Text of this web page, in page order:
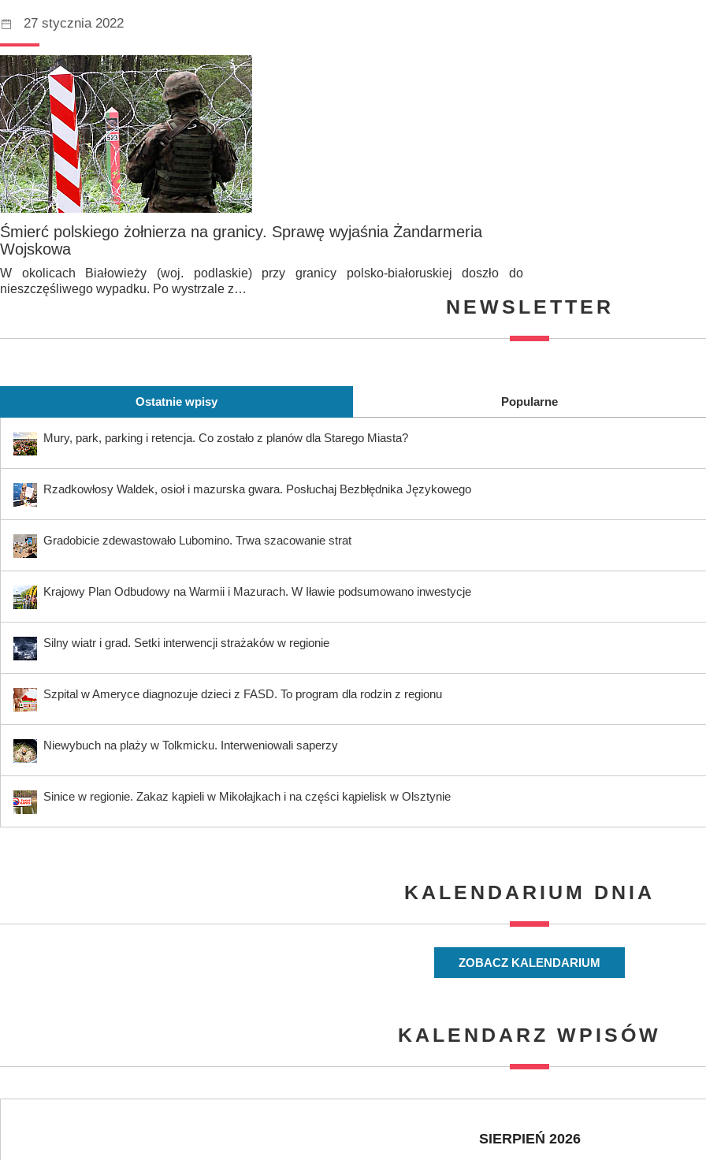
27 stycznia 2022
Śmierć polskiego żołnierza na granicy. Sprawę wyjaśnia Żandarmeria
Wojskowa
W okolicach Białowieży (woj. podlaskie) przy granicy polsko-białoruskiej doszło do
nieszczęśliwego wypadku. Po wystrzale z…
NEWSLETTER
Ostatnie wpisy Popularne
Mury, park, parking i retencja. Co zostało z planów dla Starego Miasta?
Rzadkowłosy Waldek, osioł i mazurska gwara. Posłuchaj Bezbłędnika Językowego
Gradobicie zdewastowało Lubomino. Trwa szacowanie strat
Krajowy Plan Odbudowy na Warmii i Mazurach. W Iławie podsumowano inwestycje
Silny wiatr i grad. Setki interwencji strażaków w regionie
Szpital w Ameryce diagnozuje dzieci z FASD. To program dla rodzin z regionu
Niewybuch na plaży w Tolkmicku. Interweniowali saperzy
Sinice w regionie. Zakaz kąpieli w Mikołajkach i na części kąpielisk w Olsztynie
KALENDARIUM DNIA
ZOBACZ KALENDARIUM
KALENDARZ WPISÓW
SIERPIEŃ 2026